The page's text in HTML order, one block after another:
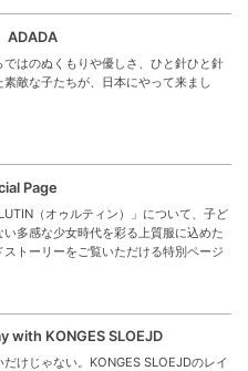
ADADA
はのぬくもりや優しさ、ひと針ひと針
素敵な子たちが、日本にやって来まし
Page
（オゥルティン）」について、子ど
い多感な少女時代を彩る上質服に込めた
トーリーをご覧いただける特別ページ
with KONGES SLOEJD
だけじゃない。KONGES SLOEJDのレイ